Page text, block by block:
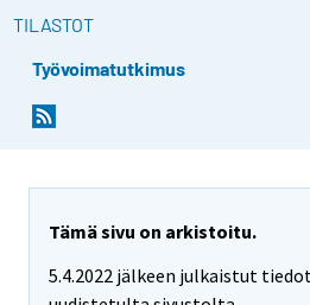
TILASTOT
Työvoimatutkimus
Tämä sivu on arkistoitu.
5.4.2022 jälkeen julkaistut